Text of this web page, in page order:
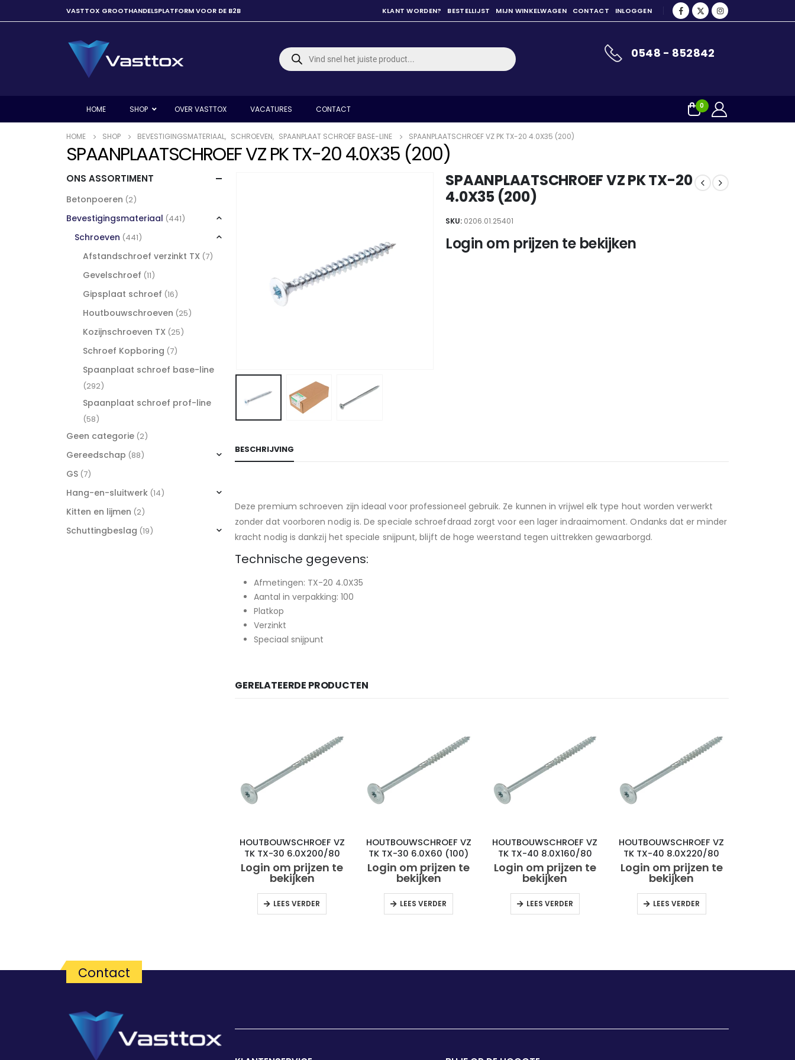
VASTTOX GROOTHANDELSPLATFORM VOOR DE B2B KLANT WORDEN? BESTELLIJST MIJN WINKELWAGEN CONTACT INLOGGEN
Producten
zoeken 0548 - 852842
HOME SHOP OVER VASTTOX VACATURES CONTACT 0
HOME SHOP BEVESTIGINGSMATERIAAL, SCHROEVEN, SPAANPLAAT SCHROEF BASE-LINE SPAANPLAATSCHROEF VZ PK TX-20 4.0X35 (200)
SPAANPLAATSCHROEF VZ PK TX-20 4.0X35 (200)
SPAANPLAATSCHROEF VZ PK TX-20
4.0X35 (200)
SKU: 0206.01.25401
Login om prijzen te bekijken
BESCHRIJVING
Deze premium schroeven zijn ideaal voor professioneel gebruik. Ze kunnen in vrijwel elk type hout worden verwerkt
zonder dat voorboren nodig is. De speciale schroefdraad zorgt voor een lager indraaimoment. Ondanks dat er minder
kracht nodig is dankzij het speciale snijpunt, blijft de hoge weerstand tegen uittrekken gewaarborgd.
Technische gegevens:
Afmetingen: TX-20 4.0X35
Aantal in verpakking: 100
Platkop
Verzinkt
Speciaal snijpunt
GERELATEERDE PRODUCTEN
HOUTBOUWSCHROEF VZ
TK TX-30 6.0X200/80
(50)
Login om prijzen te
bekijken
LEES VERDER
HOUTBOUWSCHROEF VZ
TK TX-30 6.0X60 (100)
Login om prijzen te
bekijken
LEES VERDER
HOUTBOUWSCHROEF VZ
TK TX-40 8.0X160/80
(50)
Login om prijzen te
bekijken
LEES VERDER
HOUTBOUWSCHROEF VZ
TK TX-40 8.0X220/80
(50)
Login om prijzen te
bekijken
LEES VERDER
ONS ASSORTIMENT
Betonpoeren (2)
Bevestigingsmateriaal (441)
Schroeven (441)
Afstandschroef verzinkt TX (7)
Gevelschroef (11)
Gipsplaat schroef (16)
Houtbouwschroeven (25)
Kozijnschroeven TX (25)
Schroef Kopboring (7)
Spaanplaat schroef base-line
(292)
Spaanplaat schroef prof-line
(58)
Geen categorie (2)
Gereedschap (88)
GS (7)
Hang-en-sluitwerk (14)
Kitten en lijmen (2)
Schuttingbeslag (19)
Contact